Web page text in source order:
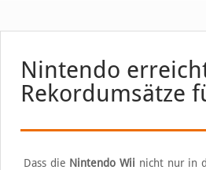
Nintendo
Rekordumsätze
Dass die Nintendo Wii nicht nur in